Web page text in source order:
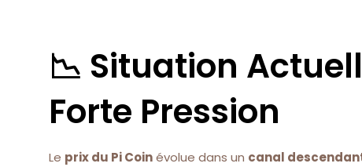
📉 Situation
Forte Pression
Le prix du Pi Coinévolue dans un canal